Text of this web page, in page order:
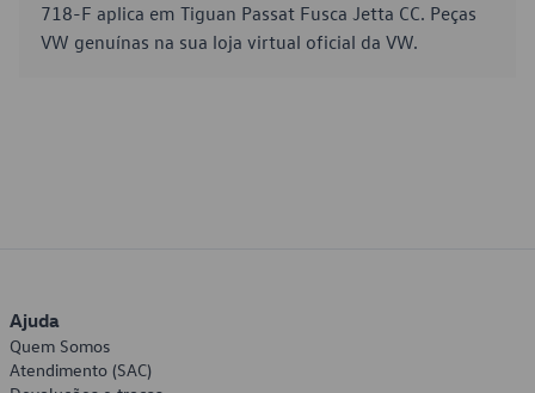
718-F aplica em Tiguan Passat Fusca Jetta CC. Peças
VW genuínas na sua loja virtual oficial da VW.
Ajuda
Quem Somos
Atendimento (SAC)